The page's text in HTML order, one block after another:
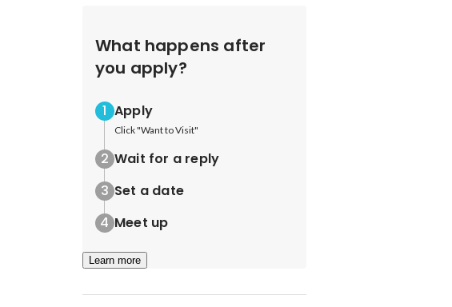
What happens after
you apply?
Apply
Click "Want to Visit"
Wait for a reply
Set a date
Meet up
Learn more